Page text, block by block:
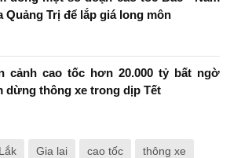
Quảng Trị để lắp giá long môn
cảnh cao tốc hơn 20.000 tỷ bất ngờ
dừng thông xe trong dịp Tết
Gia lai cao tốc thông xe